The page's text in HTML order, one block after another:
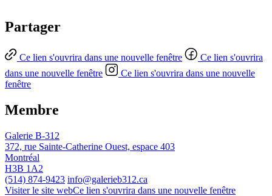
Partager
Ce lien s'ouvrira dans une nouvelle fenêtre
Ce lien s'ouvrira
dans une nouvelle fenêtre
Ce lien s'ouvrira dans une nouvelle
fenêtre
Membre
Galerie B-312
372, rue Sainte-Catherine Ouest, espace 403
Montréal
H3B 1A2
(514) 874-9423 info@galerieb312.ca
Visiter le site webCe lien s'ouvrira dans une nouvelle fenêtre